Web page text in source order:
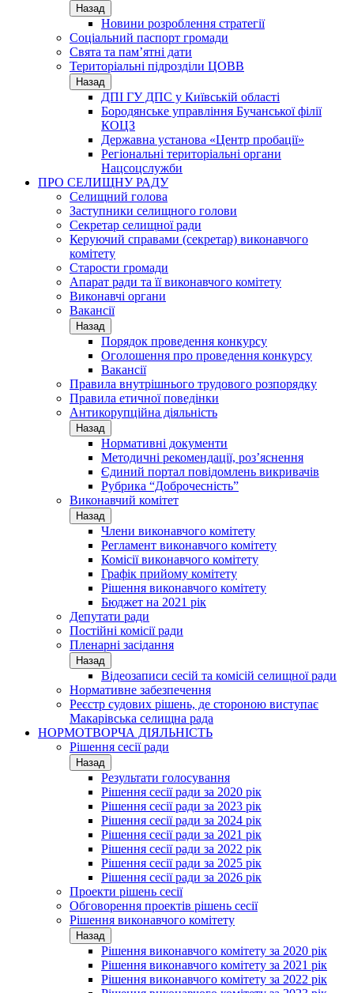
Назад
Новини розроблення стратегії
Соціальний паспорт громади
Свята та пам’ятні дати
Територіальні підрозділи ЦОВВ
Назад
ДПІ ГУ ДПС у Київській області
Бородянське управління Бучанської філії
КОЦЗ
Державна установа «Центр пробації»
Регіональні територіальні органи
Нацсоцслужби
ПРО СЕЛИЩНУ РАДУ
Селищний голова
Заступники селищного голови
Секретар селищної ради
Керуючий справами (секретар) виконавчого
комітету
Старости громади
Апарат ради та її виконавчого комітету
Виконавчі органи
Вакансії
Назад
Порядок проведення конкурсу
Оголошення про проведення конкурсу
Вакансії
Правила внутрішнього трудового розпорядку
Правила етичної поведінки
Антикорупційна діяльність
Назад
Нормативні документи
Методичні рекомендації, роз’яснення
Єдиний портал повідомлень викривачів
Рубрика “Доброчесність”
Виконавчий комітет
Назад
Члени виконавчого комітету
Регламент виконавчого комітету
Комісії виконавчого комітету
Графік прийому комітету
Рішення виконавчого комітету
Бюджет на 2021 рік
Депутати ради
Постійні комісії ради
Пленарні засідання
Назад
Відеозаписи сесій та комісій селищної ради
Нормативне забезпечення
Реєстр судових рішень, де стороною виступає
Макарівська селищна рада
НОРМОТВОРЧА ДІЯЛЬНІСТЬ
Рішення сесії ради
Назад
Результати голосування
Рішення сесії ради за 2020 рік
Рішення сесії ради за 2023 рік
Рішення сесії ради за 2024 рік
Рішення сесії ради за 2021 рік
Рішення сесії ради за 2022 рік
Рішення сесії ради за 2025 рік
Рішення сесії ради за 2026 рік
Проекти рішень сесії
Обговорення проектів рішень сесії
Рішення виконавчого комітету
Назад
Рішення виконавчого комітету за 2020 рік
Рішення виконавчого комітету за 2021 рік
Рішення виконавчого комітету за 2022 рік